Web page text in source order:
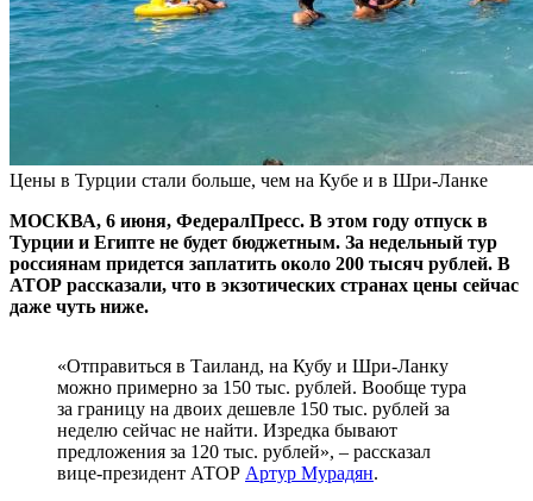
Цены в Турции стали больше, чем на Кубе и в Шри-Ланке
МОСКВА, 6 июня, ФедералПресс. В этом году отпуск в
Турции и Египте не будет бюджетным. За недельный тур
россиянам придется заплатить около 200 тысяч рублей. В
АТОР рассказали, что в экзотических странах цены сейчас
даже чуть ниже.
«Отправиться в Таиланд, на Кубу и Шри-Ланку
можно примерно за 150 тыс. рублей. Вообще тура
за границу на двоих дешевле 150 тыс. рублей за
неделю сейчас не найти. Изредка бывают
предложения за 120 тыс. рублей», – рассказал
вице-президент АТОР Артур Мурадян.